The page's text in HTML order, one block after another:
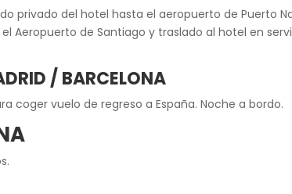
privado del hotel hasta el aeropuerto de Puerto
Aeropuerto de Santiago y traslado al hotel en
/ BARCELONA
coger vuelo de regreso a España. Noche a bordo.